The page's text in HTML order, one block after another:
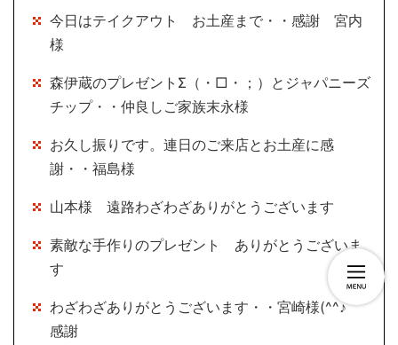
今日はテイクアウト お土産まで・・感謝 宮内
様
森伊蔵のプレゼントΣ（・□・；）とジャパニーズ
チップ・・仲良しご家族末永様
お久し振りです。連日のご来店とお土産に感
謝・・福島様
山本様 遠路わざわざありがとうございます
素敵な手作りのプレゼント ありがとうございま
す
わざわざありがとうございます・・宮崎様(^^♪
感謝